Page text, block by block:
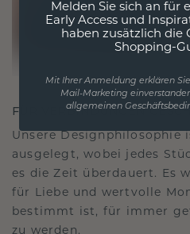
FÜR VERBINDUNGEN
Unsere Designphilosophie
ausgelegt, wobei jedes
es die Zeit überdauert. Es
für Liebe und wertvolle
bestimmt ist, für immer
zu werden.
Melden Sie sich an für
Early Access und
haben zusätzlich die
Shopping-
Mit Ihrer Anmeldung erklären
Mail-Marketing
allgemeinen